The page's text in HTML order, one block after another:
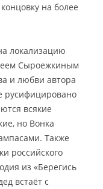
на более
локализацию
Сыроежкиным
и любви автора
русифицировано
всякие
но Вонка
Также
российского
из «Берегись
встаёт с